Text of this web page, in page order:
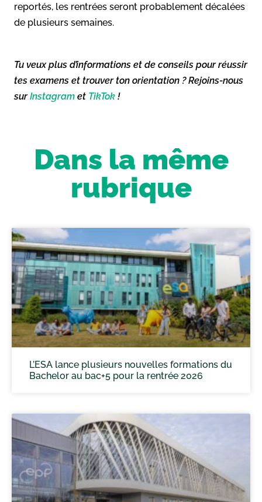
reportés, les rentrées seront probablement décalées
de plusieurs semaines.
Tu veux plus d’informations et de conseils pour réussir
tes examens et trouver ton orientation ? Rejoins-nous
surInstagram et TikTok !
Dans la même
rubrique
L’ESA lance plusieurs nouvelles formations du
Bachelor au bac+5 pour la rentrée 2026